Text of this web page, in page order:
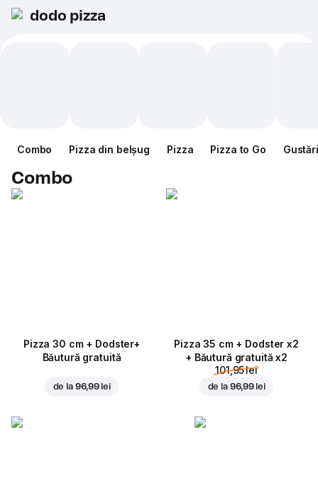
dodo pizza
Combo Pizza din belșug Pizza Pizza to Go Gustări
Combo
Pizza 30 cm + Dodster+
Băutură gratuită
de la 96,99 lei
Pizza 35 cm + Dodster x2
+ Băutură gratuită x2
101,95 lei
de la 96,99 lei